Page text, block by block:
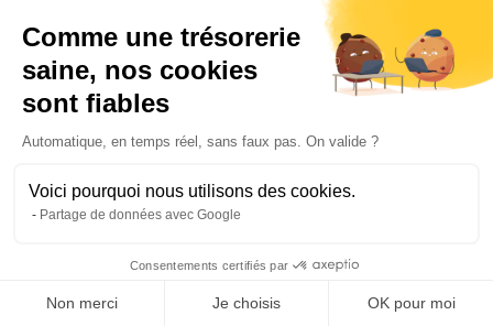
Comme une trésorerie
saine, nos cookies
sont fiables
Automatique, en temps réel, sans faux pas. On valide ?
Voici pourquoi nous utilisons des cookies.
Partage de données avec Google
Consentements certifiés par
Non merci Je choisis OK pour moi
razonable acordado con el Cliente. Sin embargo,
QOTID no puede ser considerado responsable en
caso de retraso o falta de respuesta del Cliente
y/o de los prestadores que actúan en nombre del
Cliente para la configuración de la Solución. En
la responsabilidad de QOTID, se podrá considerar
la interrupción de la facturación.
A partir de la fecha de notificación escrita por
email de QOTID al Cliente sobre la finalización de